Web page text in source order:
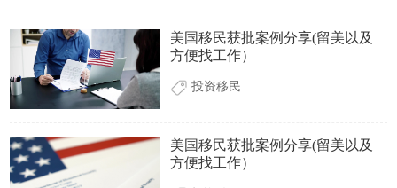
美国移民获批案例分享(留美以及
方便找工作）
投资移民
美国移民获批案例分享(留美以及
方便找工作）